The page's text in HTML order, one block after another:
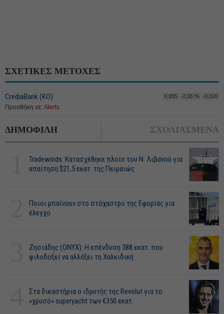
ΣΧΕΤΙΚΕΣ ΜΕΤΟΧΕΣ
CrediaBank (ΚΟ) 0,955 -2,05 % -0,020
Προσθήκη σε: Alerts
ΔΗΜΟΦΙΛΗ ΣΧΟΛΙΑΣΜΕΝΑ
Tradewinds: Κατασχέθηκε πλοίο του Ν. Λιβανού για
απαίτηση $21,5 εκατ. της Πειραιώς
Ποιοι μπαίνουν στο στόχαστρο της Εφορίας για
έλεγχο
Ζησιάδης (ONYX): Η επένδυση 388 εκατ. που
φιλοδοξεί να αλλάξει τη Χαλκιδική
Στα δικαστήρια ο ιδρυτής της Revolut για το
«χρυσό» superyacht των €350 εκατ.